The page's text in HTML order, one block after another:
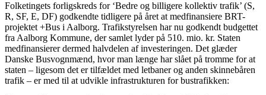
Folketingets forligskreds for ‘Bedre og billigere kollektiv trafik’ (S,
R, SF, E, DF) godkendte tidligere på året at medfinansiere BRT-
projektet +Bus i Aalborg. Trafikstyrelsen har nu godkendt budgettet
fra Aalborg Kommune, der samlet lyder på 510. mio. kr. Staten
medfinansierer dermed halvdelen af investeringen. Det glæder
Danske Busvognmænd, hvor man længe har slået på tromme for at
staten – ligesom det er tilfældet med letbaner og anden skinnebåren
trafik – er med til at udvikle infrastrukturen for bustrafikken: